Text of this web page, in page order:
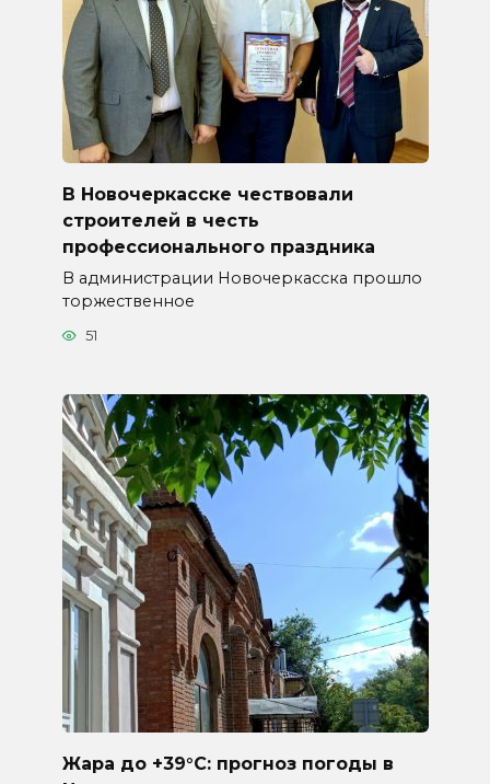
В Новочеркасске чествовали
строителей в честь
профессионального праздника
В администрации Новочеркасска прошло
торжественное
51
Жара до +39°C: прогноз погоды в